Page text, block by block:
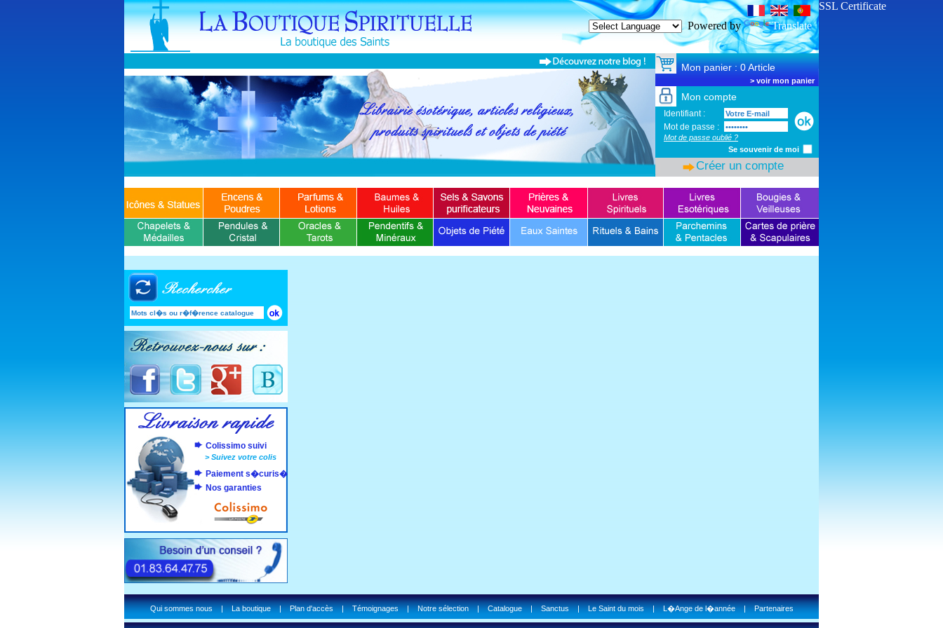
Powered by Translate
Mon panier : 0 Article
> voir mon panier
Mon compte
Identifiant :
Mot de passe :
Mot de passe oublié ?
Se souvenir de moi
Créer un compte
Colissimo suivi
>Suivez votre colis
Paiement s�curis�
Nos garanties
Qui sommes nous|La boutique|Plan d'accès|Témoignages|Notre sélection|Catalogue|Sanctus|Le Saint du mois|L�Ange de l�année|Partenaires
SSL Certificate